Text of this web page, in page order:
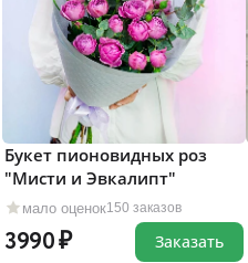
мало оценок150 заказов
Букет пионовидных роз
"Мисти и Эвкалипт"
3990 Заказать